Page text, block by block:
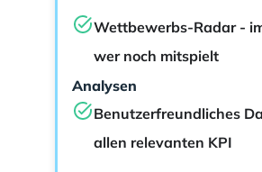
Wettbewerbs-Radar -
wer noch mitspielt
Analysen
Benutzerfreundliches
allen relevanten KPI